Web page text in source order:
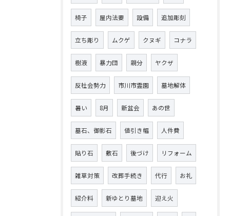
椅子 屋内法要 設備 追加彫刻
立ち彫り ムクゲ クヌギ コナラ
樹液 暴力団 親分 ヤクザ
反社会勢力 市川市霊園 墓地解体
暑い 8月 新盆会 あの世
墓石、御影石 値引き幅 人件費
貼り石 敷石 後づけ リフォーム
雑草対策 改葬手続き 代行 お礼
紹介料 新ゆとり墓地 迎え火